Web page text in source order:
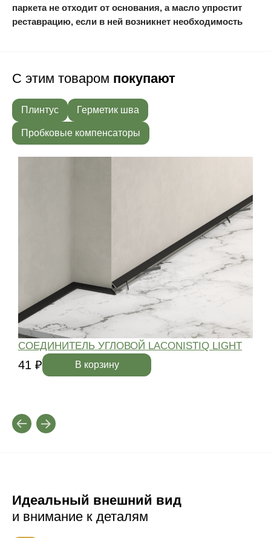
паркета не отходит от основания, а масло упростит
реставрацию, если в ней возникнет необходимость
С этим товаром покупают
Плинтус Герметик шва
Пробковые компенсаторы
СОЕДИНИТЕЛЬ УГЛОВОЙ LACONISTIQ LIGHT
41 ₽ В корзину
Идеальный внешний вид
и внимание к деталям